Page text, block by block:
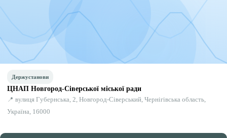
Держустанови
ЦНАП Новгород-Сіверської міської ради
📍 вулиця Губернська, 2, Новгород-Сіверський, Чернігівська область,
Україна, 16000